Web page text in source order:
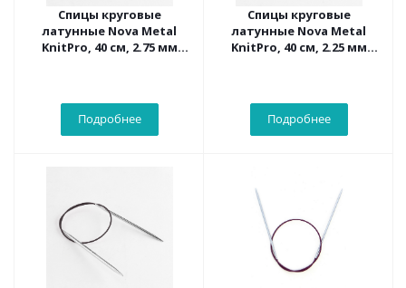
Спицы круговые
латунные Nova Metal
KnitPro, 40 см, 2.75 мм
Подробнее
Спицы круговые
латунные Nova Metal
KnitPro, 40 см, 2.25 мм
Подробнее